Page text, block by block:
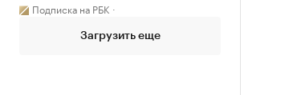
Подписка на РБК
Загрузить еще